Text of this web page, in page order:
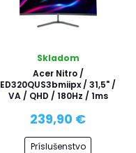
Skladom
Acer Nitro /
ED320QUS3bmiipx / 31,5" /
VA / QHD / 180Hz / 1ms
239,90 €
Príslušenstvo